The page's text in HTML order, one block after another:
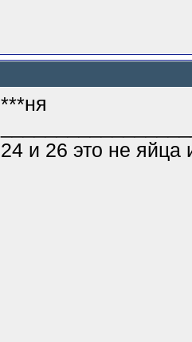
***ня
24 и 26 это не яйца